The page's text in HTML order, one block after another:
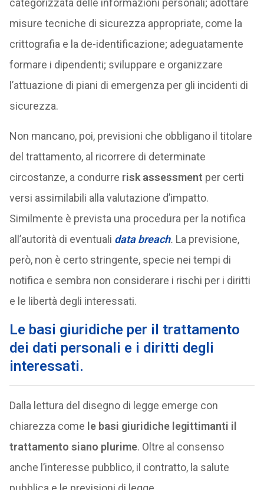
categorizzata delle informazioni personali; adottare
misure tecniche di sicurezza appropriate, come la
crittografia e la de-identificazione; adeguatamente
formare i dipendenti; sviluppare e organizzare
l’attuazione di piani di emergenza per gli incidenti di
sicurezza.
Non mancano, poi, previsioni che obbligano il titolare
del trattamento, al ricorrere di determinate
circostanze, a condurre risk assessment per certi
versi assimilabili alla valutazione d’impatto.
Similmente è prevista una procedura per la notifica
all’autorità di eventuali data breach. La previsione,
però, non è certo stringente, specie nei tempi di
notifica e sembra non considerare i rischi per i diritti
e le libertà degli interessati.
Le basi giuridiche per il trattamento
dei dati personali e i diritti degli
interessati.
Dalla lettura del disegno di legge emerge con
chiarezza come le basi giuridiche legittimanti il
trattamento siano plurime. Oltre al consenso
anche l’interesse pubblico, il contratto, la salute